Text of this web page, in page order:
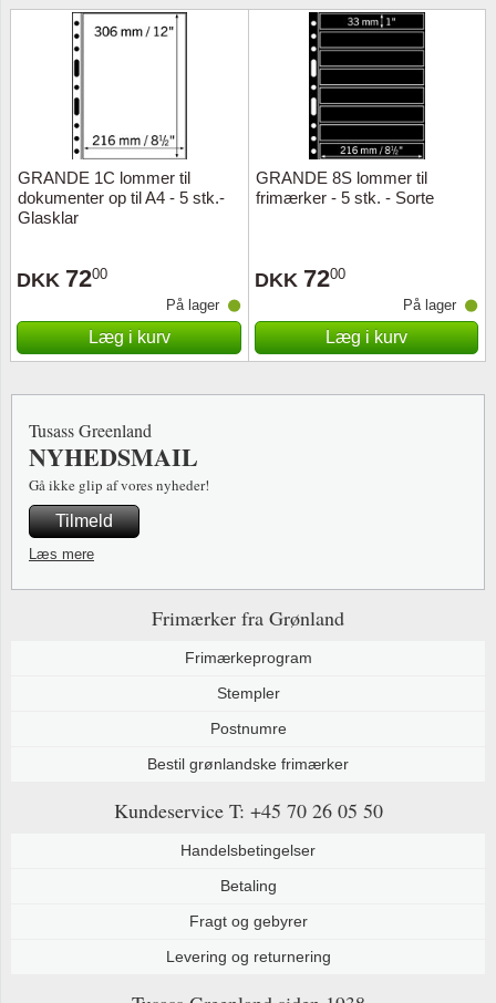
GRANDE 1C lommer til
dokumenter op til A4 - 5 stk.-
Glasklar
DKK 7200
På lager
Læg i kurv
GRANDE 8S lommer til
frimærker - 5 stk. - Sorte
DKK 7200
På lager
Læg i kurv
Frimærker fra Grønland
Frimærkeprogram
Stempler
Postnumre
Bestil grønlandske frimærker
Kundeservice T: +45 70 26 05 50
Handelsbetingelser
Betaling
Fragt og gebyrer
Levering og returnering
Tusass Greenland
NYHEDSMAIL
Gå ikke glip af vores nyheder!
Tilmeld
Læs mere